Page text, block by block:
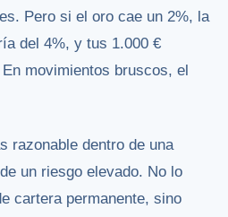
Pero si el oro cae un 2%, la
del 4%, y tus 1.000 €
movimientos bruscos, el
razonable dentro de una
un riesgo elevado. No lo
cartera permanente, sino